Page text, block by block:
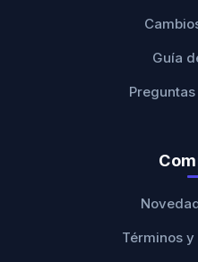
Guía
Términos